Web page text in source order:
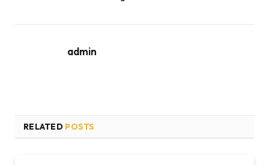
admin
RELATED POSTS